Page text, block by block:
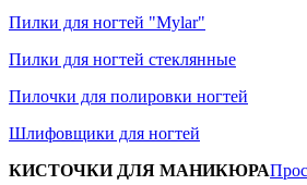
Пилки для ногтей "Mylar"
Пилки для ногтей стеклянные
Пилочки для полировки ногтей
Шлифовщики для ногтей
КИСТОЧКИ ДЛЯ МАНИКЮРА